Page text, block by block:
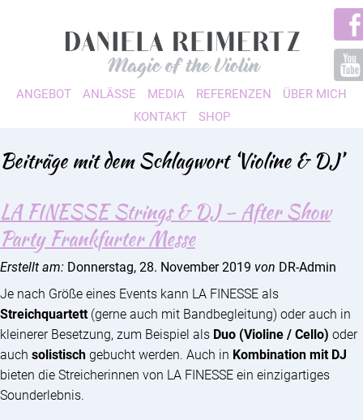
ANGEBOT ANLÄSSE MEDIA REFERENZEN
ÜBER MICH
KONTAKT
SHOP
Beiträge mit dem Schlagwort ‘Violine & DJ’
LA FINESSE Strings & DJ – After Show
Party Frankfurter Messe
Erstellt am: Donnerstag, 28. November 2019 von DR-Admin
Je nach Größe eines Events kann LA FINESSE als
Streichquartett(gerne auch mit Bandbegleitung) oder auch in
kleinerer Besetzung, zum Beispiel als Duo (Violine / Cello) oder
auch solistisch gebucht werden. Auch in Kombination mit DJ
bieten die Streicherinnen von LA FINESSE ein einzigartiges
Sounderlebnis.